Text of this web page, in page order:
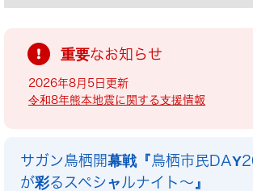
重要なお知らせ
2026年8月5日更新
令和8年熊本地震に関する支援情報
サガン鳥栖開幕戦『鳥栖市民
が彩るスペシャルナイト～』